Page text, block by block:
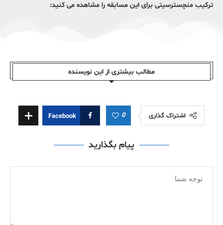
ترکیب منچسترسیتی برای این مسابقه را مشاهده می کنید:
مطالب بیشتری از این نویسندە
اشتراک گذاری 0
Facebook
پیام بگذارید